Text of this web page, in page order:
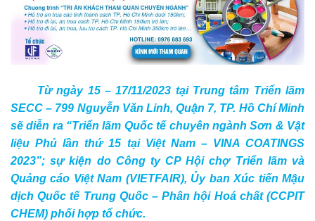
Từ ngày 15 – 17/11/2023 tại Trung tâm Triển lãm
SECC – 799 Nguyễn Văn Linh, Quận 7, TP. Hồ Chí Minh
sẽ diễn ra “Triển lãm Quốc tế chuyên ngành Sơn & Vật
liệu Phủ lần thứ 15 tại Việt Nam – VINA COATINGS
2023”; sự kiện do Công ty CP Hội chợ Triển lãm và
Quảng cáo Việt Nam (VIETFAIR), Ủy ban Xúc tiến Mậu
dịch Quốc tế Trung Quốc – Phân hội Hoá chất (CCPIT
CHEM) phối hợp tổ chức.